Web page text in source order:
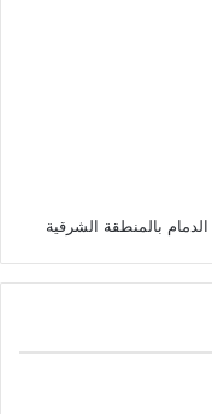
بالمنطقة الشرقية